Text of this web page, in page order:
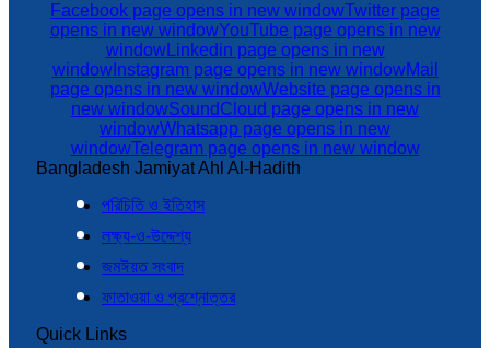
Facebook page opens in new windowTwitter page
opens in new windowYouTube page opens in new
windowLinkedin page opens in new
windowInstagram page opens in new windowMail
page opens in new windowWebsite page opens in
new windowSoundCloud page opens in new
windowWhatsapp page opens in new
windowTelegram page opens in new window
Bangladesh Jamiyat Ahl Al-Hadith
পরিচিতি ও ইতিহাস
লক্ষ্য-ও-উদ্দেশ্য
জমঈয়ত সংবাদ
ফাতাওয়া ও প্রশ্নোত্তর
Quick Links